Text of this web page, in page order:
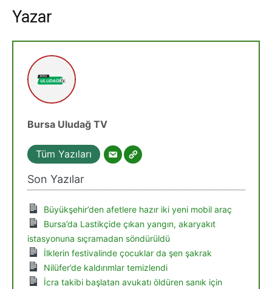
Yazar
Bursa Uludağ TV
Tüm Yazıları
Son Yazılar
Büyükşehir’den afetlere hazır iki yeni mobil araç
Bursa’da Lastikçide çıkan yangın, akaryakıt
istasyonuna sıçramadan söndürüldü
İlklerin festivalinde çocuklar da şen şakrak
Nilüfer’de kaldırımlar temizlendi
İcra takibi başlatan avukatı öldüren sanık için